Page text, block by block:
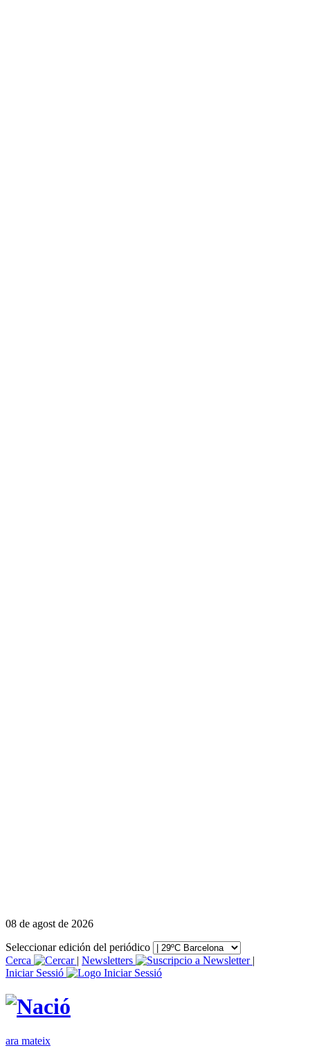
08 de agost de 2026
Seleccionar edición del periódico
Cerca
| Newsletters
|
Iniciar Sessió
ara mateix